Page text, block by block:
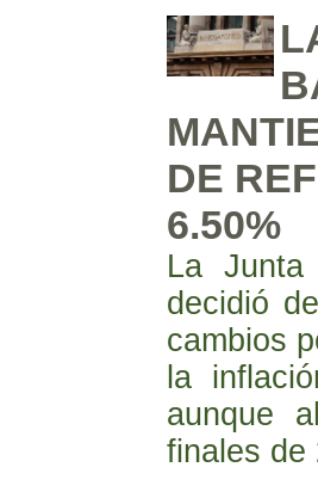
DE
6.50%
La
decidió
cambios
la
aunque
finales de